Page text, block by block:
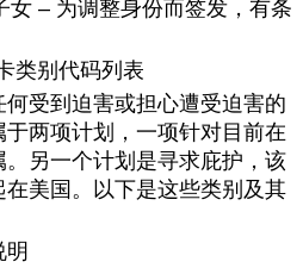
女 – 为调整身份而签发，有条
类别代码列表
受到迫害或担心遭受迫害的
两项计划，一项针对目前在
另一个计划是寻求庇护，该
美国。以下是这些类别及其